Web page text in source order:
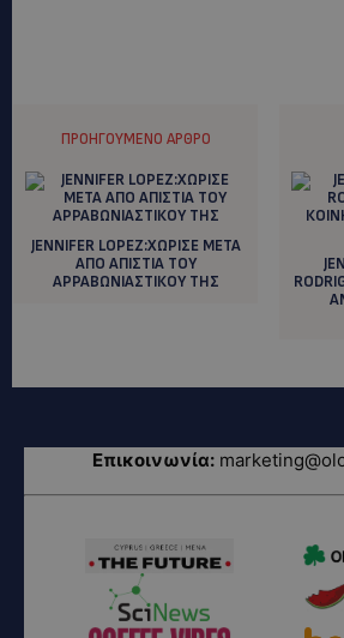
ΠΡΟΗΓΟΎΜΕΝΟ ΆΡΘΡΟ
JENNIFER LOPEZ:ΧΩΡΙΣΕ ΜΕΤΑ
ΑΠΟ ΑΠΙΣΤΙΑ ΤΟΥ
ΑΡΡΑΒΩΝΙΑΣΤΙΚΟΥ ΤΗΣ
Επικοινωνία: